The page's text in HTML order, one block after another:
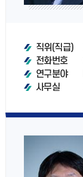
직위(직급)
전화번호
연구분야
사무실